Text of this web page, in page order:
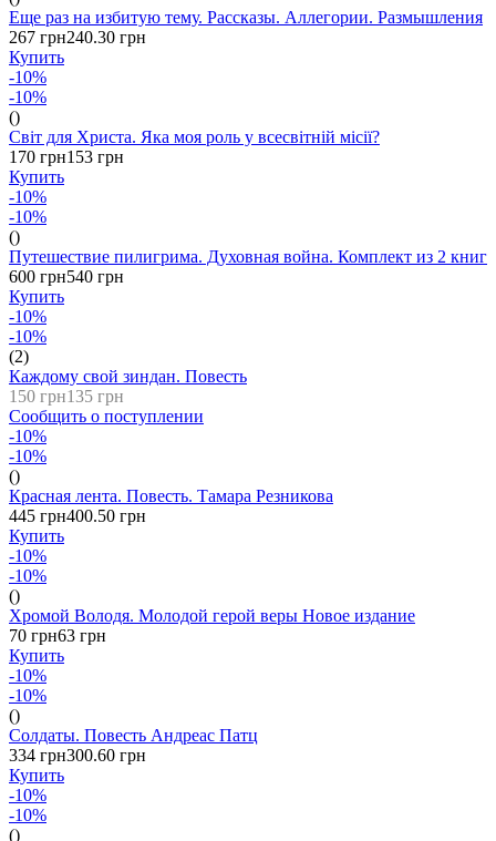
Еще раз на избитую тему. Рассказы. Аллегории. Размышления
267 грн240.30 грн
Купить
-10%
-10%
()
Світ для Христа. Яка моя роль у всесвітній місії?
170 грн153 грн
Купить
-10%
-10%
()
Путешествие пилигрима. Духовная война. Комплект из 2 книг
600 грн540 грн
Купить
-10%
-10%
(2)
Каждому свой зиндан. Повесть
150 грн135 грн
Сообщить о поступлении
-10%
-10%
()
Красная лента. Повесть. Тамара Резникова
445 грн400.50 грн
Купить
-10%
-10%
()
Хромой Володя. Молодой герой веры Новое издание
70 грн63 грн
Купить
-10%
-10%
()
Солдаты. Повесть Андреас Патц
334 грн300.60 грн
Купить
-10%
-10%
()